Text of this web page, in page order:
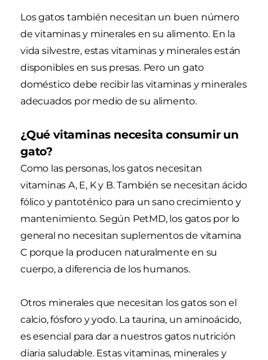
Los gatos también necesitan un buen número
de vitaminas y minerales en su alimento. En la
vida silvestre, estas vitaminas y minerales están
disponibles en sus presas. Pero un gato
doméstico debe recibir las vitaminas y minerales
adecuados por medio de su alimento.
¿Qué vitaminas necesita consumir un
gato?
Como las personas, los gatos necesitan
vitaminas A, E, K y B. También se necesitan ácido
fólico y pantoténico para un sano crecimiento y
mantenimiento. Según PetMD, los gatos por lo
general no necesitan suplementos de vitamina
C porque la producen naturalmente en su
cuerpo, a diferencia de los humanos.
Otros minerales que necesitan los gatos son el
calcio, fósforo y yodo. La taurina, un aminoácido,
es esencial para dar a nuestros gatos nutrición
diaria saludable. Estas vitaminas, minerales y